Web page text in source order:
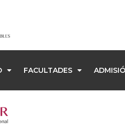
FACULTADES